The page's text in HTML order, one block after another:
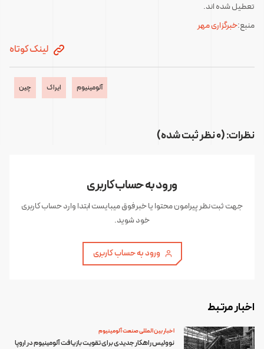
تعطیل شده اند.
منبع:خبرگزاری مهر
لینک کوتاه
آلومینیوم ایراک چین
نظرات: (0 نظر ثبت شده)
ورود به حساب کاربری
جهت ثبت نظر پیرامون محتوا یا خبر فوق میبایست ابتدا وارد حساب کاربری
خود شوید.
ورود به حساب کاربری
اخبار مرتبط
اخبار بین المللی صنعت آلومینیوم
نوولیس راهکار جدیدی برای تقویت بازیافت آلومینیوم در اروپا